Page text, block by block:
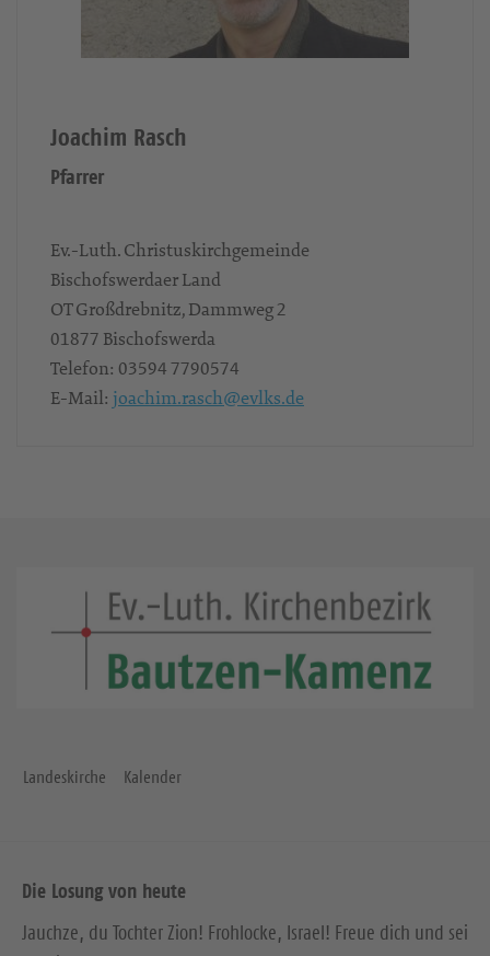
Joachim Rasch
Pfarrer
Ev.-Luth. Christuskirchgemeinde
Bischofswerdaer Land
OT Großdrebnitz, Dammweg 2
01877 Bischofswerda
Telefon: 03594 7790574
E-Mail: joachim.rasch@evlks.de
Landeskirche Kalender
Die Losung von heute
Jauchze, du Tochter Zion! Frohlocke, Israel! Freue dich und sei